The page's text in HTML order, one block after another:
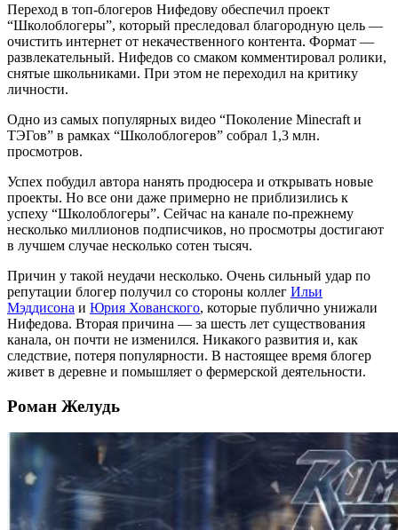
Переход в топ-блогеров Нифедову обеспечил проект
“Школоблогеры”, который преследовал благородную цель —
очистить интернет от некачественного контента. Формат —
развлекательный. Нифедов со смаком комментировал ролики,
снятые школьниками. При этом не переходил на критику
личности.
Одно из самых популярных видео “Поколение Minecraft и
ТЭГов” в рамках “Школоблогеров” собрал 1,3 млн.
просмотров.
Успех побудил автора нанять продюсера и открывать новые
проекты. Но все они даже примерно не приблизились к
успеху “Школоблогеры”. Сейчас на канале по-прежнему
несколько миллионов подписчиков, но просмотры достигают
в лучшем случае несколько сотен тысяч.
Причин у такой неудачи несколько. Очень сильный удар по
репутации блогер получил со стороны коллег Ильи
Мэддисона и Юрия Хованского, которые публично унижали
Нифедова. Вторая причина — за шесть лет существования
канала, он почти не изменился. Никакого развития и, как
следствие, потеря популярности. В настоящее время блогер
живет в деревне и помышляет о фермерской деятельности.
Роман Желудь